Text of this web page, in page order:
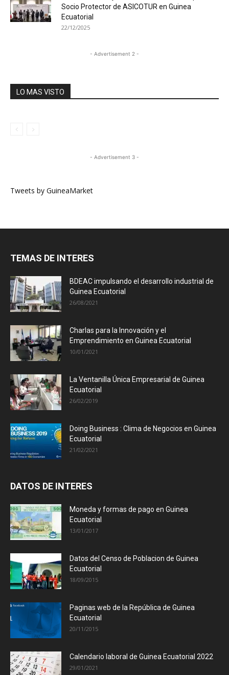
Socio Protector de ASICOTUR en Guinea
Ecuatorial
22/12/2025
- Advertisement 2 -
LO MAS VISTO
- Advertisement 3 -
Tweets by GuineaMarket
TEMAS DE INTERES
BDEAC impulsando el desarrollo industrial de
Guinea Ecuatorial
26/08/2021
Charlas para la Innovación y el
Emprendimiento en Guinea Ecuatorial
10/01/2021
La Ventanilla Única Empresarial de Guinea
Ecuatorial
26/02/2019
Doing Business : Clima de Negocios en Guinea
Ecuatorial
21/02/2021
DATOS DE INTERES
Moneda y formas de pago en Guinea
Ecuatorial
13/01/2017
Datos del Censo de Poblacion de Guinea
Ecuatorial
18/09/2015
Paginas web de la República de Guinea
Ecuatorial
20/11/2015
Calendario laboral de Guinea Ecuatorial 2022
29/01/2021